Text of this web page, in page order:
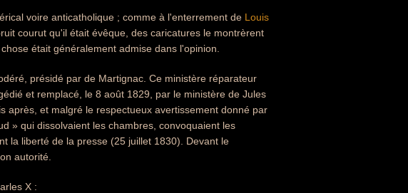
voire anticatholique ; comme à l'enterrement de Louis
courut qu'il était évêque, des caricatures le montrèrent
était généralement admise dans l'opinion.
présidé par de Martignac. Ce ministère réparateur
et remplacé, le 8 août 1829, par le ministère de Jules
après, et malgré le respectueux avertissement donné par
» qui dissolvaient les chambres, convoquaient les
la liberté de la presse (25 juillet 1830). Devant le
autorité.
X :